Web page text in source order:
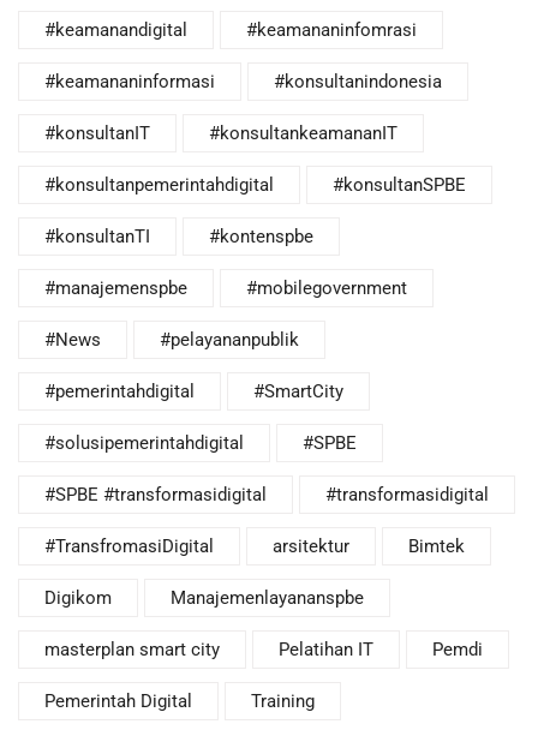
#keamanandigital #keamananinfomrasi
#keamananinformasi #konsultanindonesia
#konsultanIT #konsultankeamananIT
#konsultanpemerintahdigital #konsultanSPBE
#konsultanTI #kontenspbe
#manajemenspbe #mobilegovernment
#News #pelayananpublik
#pemerintahdigital #SmartCity
#solusipemerintahdigital #SPBE
#SPBE #transformasidigital #transformasidigital
#TransfromasiDigital arsitektur Bimtek
Digikom Manajemenlayananspbe
masterplan smart city Pelatihan IT Pemdi
Pemerintah Digital Training